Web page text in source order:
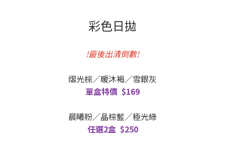
彩色日拋
!最後出清倒數!
熠光棕／暖沐褐／雪銀灰
單盒特價 $169
晨曦粉／晶棕藍／極光綠
任選2盒 $250